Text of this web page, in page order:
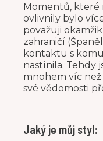
Momentů, které
ovlivnily bylo
považuji
zahraničí
kontaktu s
nastínila. Tehdy
mnohem víc než
své vědomosti
Jaký je můj styl: